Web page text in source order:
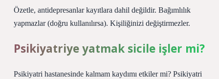
Özetle, antidepresanlar kayıtlara dahil değildir. Bağımlılık
yapmazlar (doğru kullanılırsa). Kişiliğinizi değiştirmezler.
Psikiyatriye yatmak sicile işler mi?
Psikiyatri hastanesinde kalmam kaydımı etkiler mi? Psikiyatri